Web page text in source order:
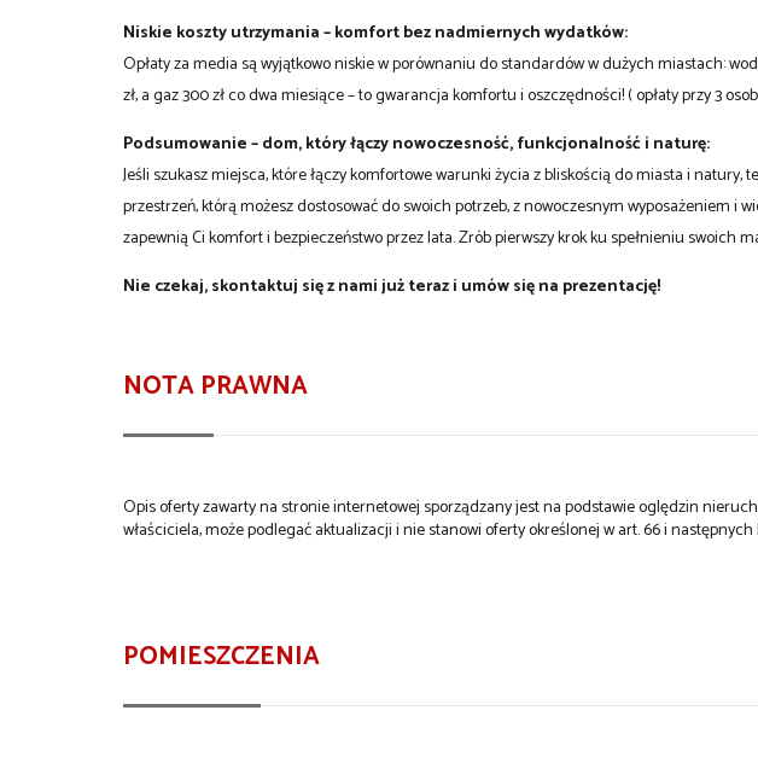
Niskie koszty utrzymania – komfort bez nadmiernych wydatków:
Opłaty za media są wyjątkowo niskie w porównaniu do standardów w dużych miastach:
zł, a gaz 300 zł co dwa miesiące – to gwarancja komfortu i oszczędności! ( opłaty przy 3
Podsumowanie – dom, który łączy nowoczesność, funkcjonalność i naturę:
Jeśli szukasz miejsca, które łączy komfortowe warunki życia z bliskością do miasta i natury,
przestrzeń, którą możesz dostosować do swoich potrzeb, z nowoczesnym wyposażeniem i
zapewnią Ci komfort i bezpieczeństwo przez lata. Zrób pierwszy krok ku spełnieniu swoich
Nie czekaj, skontaktuj się z nami już teraz i umów się na prezentację!
NOTA PRAWNA
Opis oferty zawarty na stronie internetowej sporządzany jest na podstawie oględzin
właściciela, może podlegać aktualizacji i nie stanowi oferty określonej w art. 66 i następnych
POMIESZCZENIA